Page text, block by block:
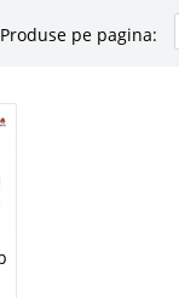
Produse pe pagina:
de
copii
pentru dormitoare copii
Fiecare copil ar trebui
pat in forma de
in care un copil